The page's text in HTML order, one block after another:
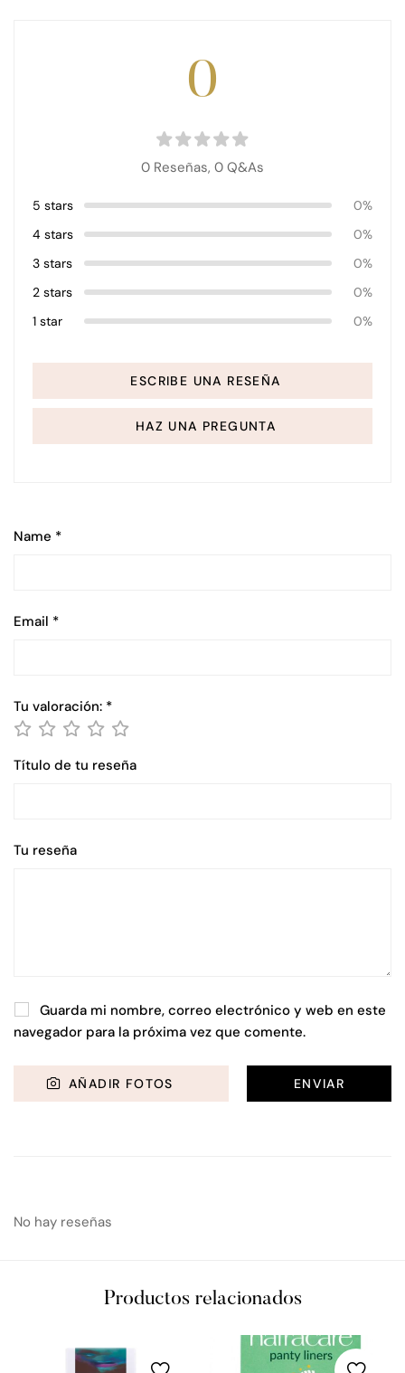
0
0 Reseñas, 0 Q&As
5 stars
0%
4 stars
0%
3 stars
0%
2 stars
0%
1 star
0%
ESCRIBE UNA RESEÑA
HAZ UNA PREGUNTA
Name *
Email *
Tu valoración: *
Título de tu reseña
Tu reseña
Guarda mi nombre, correo electrónico y web en este
navegador para la próxima vez que comente.
AÑADIR FOTOS
No hay reseñas
Productos relacionados